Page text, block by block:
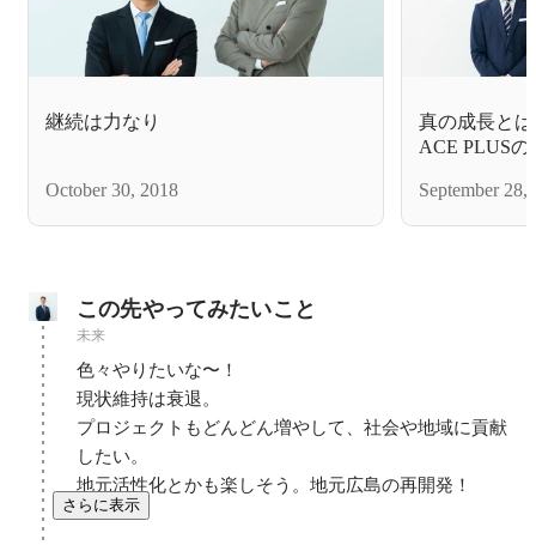
継続は力なり
October 30, 2018
真の成長と
ACE PLUS
September 28,
この先やってみたいこと
未来
色々やりたいな〜！
現状維持は衰退。
プロジェクトもどんどん増やして、社会や地域に貢献
したい。
地元活性化とかも楽しそう。地元広島の再開発！
さらに表示